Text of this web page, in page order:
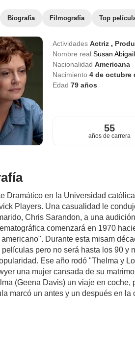
Biografía Filmografía Top
Actividades Actriz ,
Nombre real Susan
Nacionalidad Americana
Nacimiento 4 de octubre
Edad 79años
55
años de carrera
Dramático en la Universidad
Players. Una casualidad le
Chris Sarandon, a una
comenzará en 1970
Durante esta misam
películas pero no será hasta los 90 y
Ese año rodó "Thelma y
una mujer cansada de su
(Geena Davis) un viaje en coche,
marcó un antes y un después en